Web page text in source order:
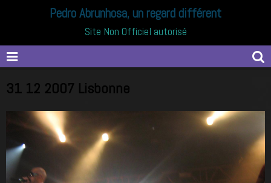
Pedro Abrunhosa, un regard différent
Site Non Officiel autorisé
31 12 2007 Lisbonne